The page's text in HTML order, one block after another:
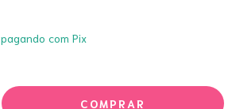
pagando com Pix